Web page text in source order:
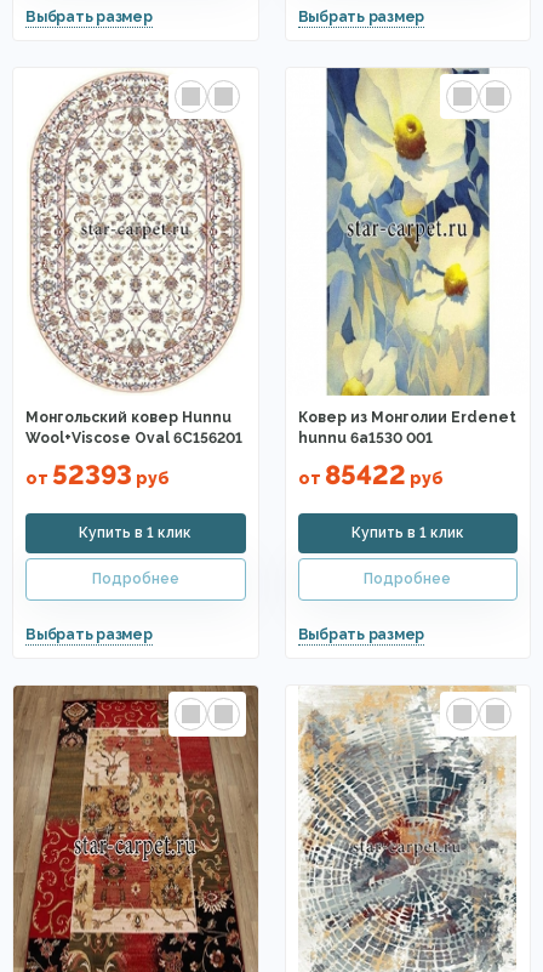
Монгольский ковер Hunnu
Wool+Viscose Oval 6C156201
от 52393 руб
Ковер из Монголии Erdenet
hunnu 6a1530 001
от 85422 руб